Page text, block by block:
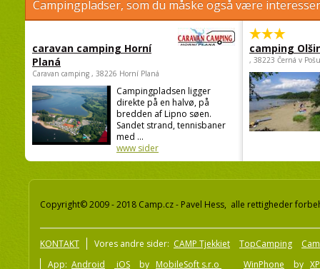
Campingpladser, som du måske også være
caravan camping Horní
Planá
Caravan camping , 38226 Horní Planá
Campingpladsen ligger
direkte på en halvø, på
bredden af Lipno søen.
Sandet strand, tennisbaner
med ...
www sider
camping
, 38223 Černá v
Copyright© 2009 - 2018 Camp.cz - Pavel Hess, alle rettigheder
KONTAKT Vores andre sider: CAMP Tjekkiet TopCamping
App: Android iOS by MobileSoft s.r.o WinPhone by